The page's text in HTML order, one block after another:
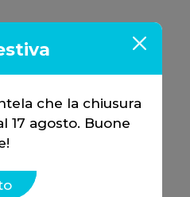
S.r.l.
Via Buffa,
Nichelino
che la chiusura
17 agosto. Buone